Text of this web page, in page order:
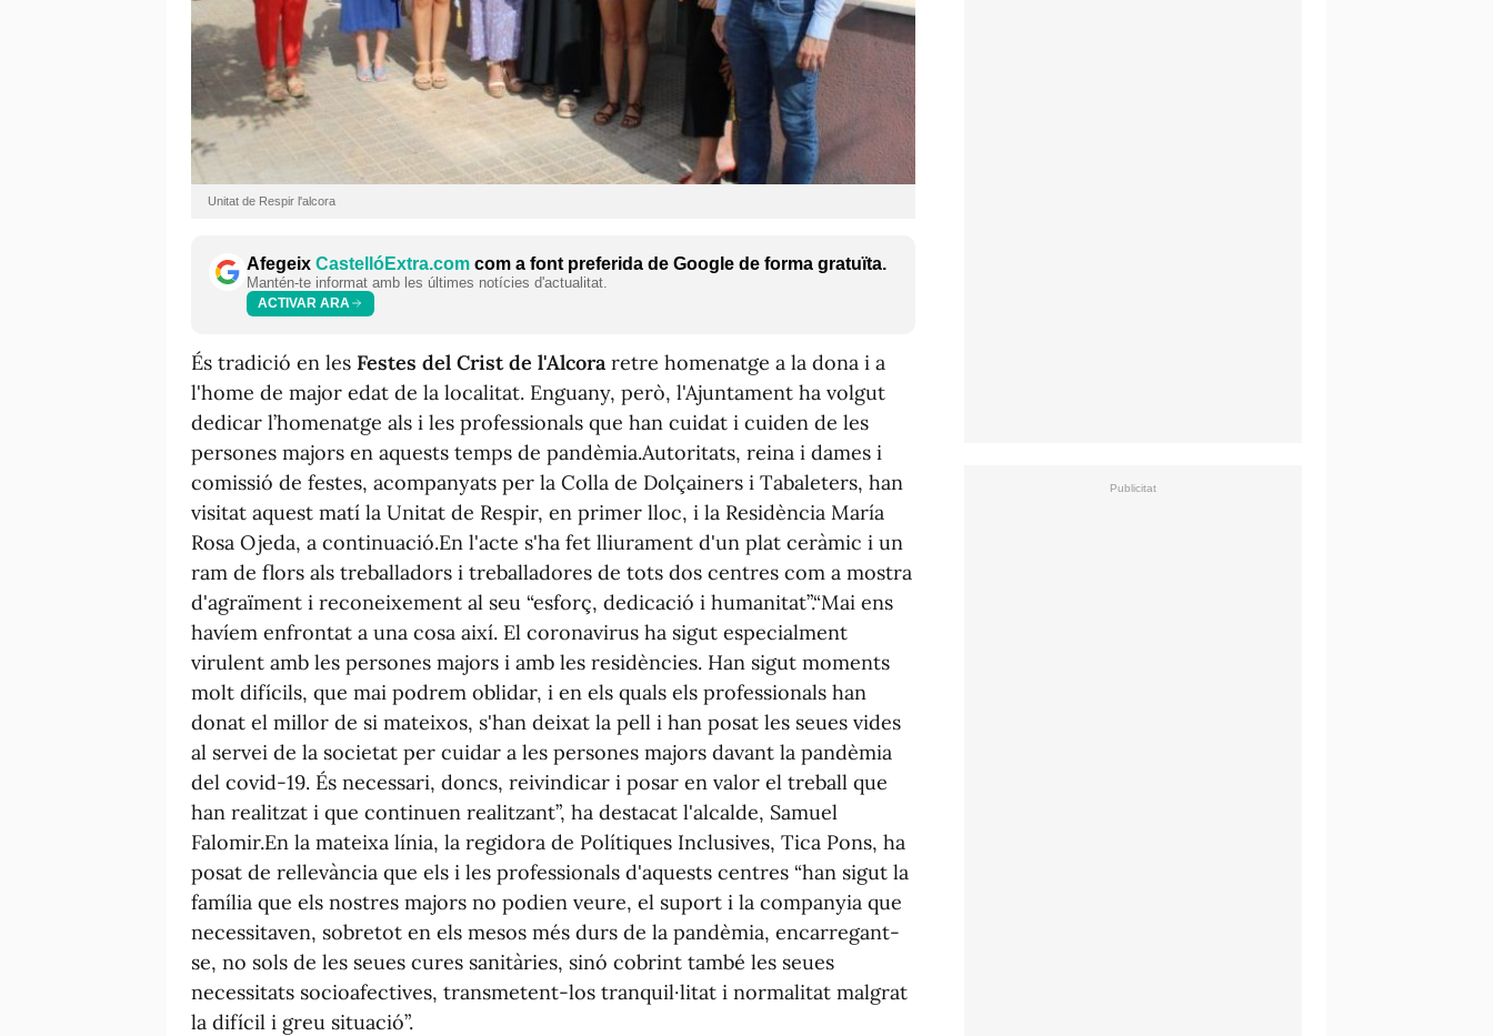
Unitat de Respir l'alcora
Afegeix CastellóExtra.com com a font preferida de Google de forma gratuïta.
Mantén-te informat amb les últimes notícies d'actualitat.
ACTIVAR ARA
És tradició en les Festes del Crist de l'Alcora retre homenatge a la dona i a
l'home de major edat de la localitat. Enguany, però, l'Ajuntament ha volgut
dedicar l’homenatge als i les professionals que han cuidat i cuiden de les
persones majors en aquests temps de pandèmia.Autoritats, reina i dames i
comissió de festes, acompanyats per la Colla de Dolçainers i Tabaleters, han
visitat aquest matí la Unitat de Respir, en primer lloc, i la Residència María
Rosa Ojeda, a continuació.En l'acte s'ha fet lliurament d'un plat ceràmic i un
ram de flors als treballadors i treballadores de tots dos centres com a mostra
d'agraïment i reconeixement al seu “esforç, dedicació i humanitat”.“Mai ens
havíem enfrontat a una cosa així. El coronavirus ha sigut especialment
virulent amb les persones majors i amb les residències. Han sigut moments
molt difícils, que mai podrem oblidar, i en els quals els professionals han
donat el millor de si mateixos, s'han deixat la pell i han posat les seues vides
al servei de la societat per cuidar a les persones majors davant la pandèmia
del covid-19. És necessari, doncs, reivindicar i posar en valor el treball que
han realitzat i que continuen realitzant”, ha destacat l'alcalde, Samuel
Falomir.En la mateixa línia, la regidora de Polítiques Inclusives, Tica Pons, ha
posat de rellevància que els i les professionals d'aquests centres “han sigut la
família que els nostres majors no podien veure, el suport i la companyia que
necessitaven, sobretot en els mesos més durs de la pandèmia, encarregant-
se, no sols de les seues cures sanitàries, sinó cobrint també les seues
necessitats socioafectives, transmetent-los tranquil·litat i normalitat malgrat
la difícil i greu situació”.